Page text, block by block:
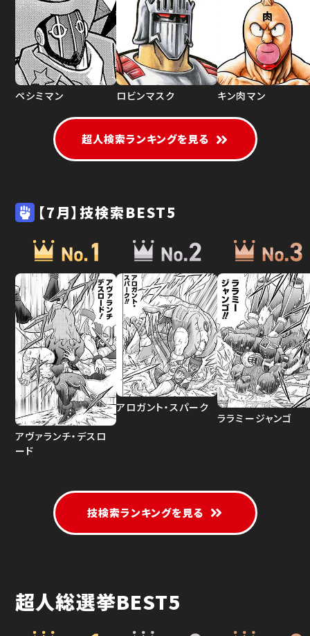
ペシミマン ロビンマスク キン肉マン
超人検索ランキングを見る
【7月】技検索BEST5
アヴァランチ・デスロ
ード
アロガント・スパーク
ララミージャンゴ
技検索ランキングを見る
超人総選挙BEST5